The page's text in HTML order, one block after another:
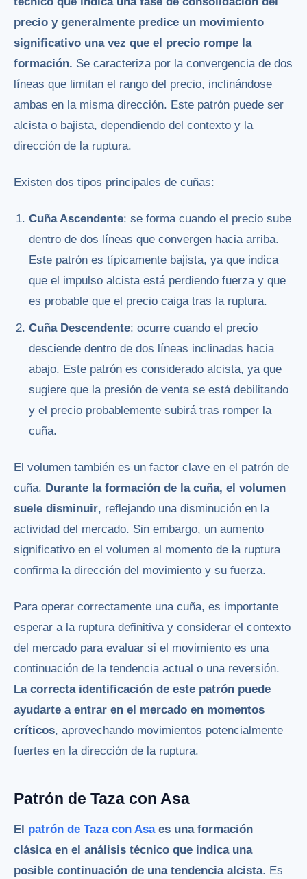
precio y generalmente predice un movimiento
significativo una vez que el precio rompe la
formación. Se caracteriza por la convergencia de dos
líneas que limitan el rango del precio, inclinándose
ambas en la misma dirección. Este patrón puede ser
alcista o bajista, dependiendo del contexto y la
dirección de la ruptura.
Existen dos tipos principales de cuñas:
Cuña Ascendente: se forma cuando el precio sube
dentro de dos líneas que convergen hacia arriba.
Este patrón es típicamente bajista, ya que indica
que el impulso alcista está perdiendo fuerza y que
es probable que el precio caiga tras la ruptura.
Cuña Descendente: ocurre cuando el precio
desciende dentro de dos líneas inclinadas hacia
abajo. Este patrón es considerado alcista, ya que
sugiere que la presión de venta se está debilitando
y el precio probablemente subirá tras romper la
cuña.
El volumen también es un factor clave en el patrón de
cuña. Durante la formación de la cuña, el volumen
suele disminuir, reflejando una disminución en la
actividad del mercado. Sin embargo, un aumento
significativo en el volumen al momento de la ruptura
confirma la dirección del movimiento y su fuerza.
Para operar correctamente una cuña, es importante
esperar a la ruptura definitiva y considerar el contexto
del mercado para evaluar si el movimiento es una
continuación de la tendencia actual o una reversión.
La correcta identificación de este patrón puede
ayudarte a entrar en el mercado en momentos
críticos, aprovechando movimientos potencialmente
fuertes en la dirección de la ruptura.
Patrón de Taza con Asa
El patrón de Taza con Asaes una formación
clásica en el análisis técnico que indica una
posible continuación de una tendencia alcista. Es